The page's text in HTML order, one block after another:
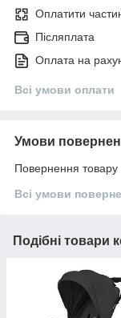
Оплатити
Післяплата
Оплата на
Всі умови оплати
Умови
Повернення товару
Всі умови
Подібні товари